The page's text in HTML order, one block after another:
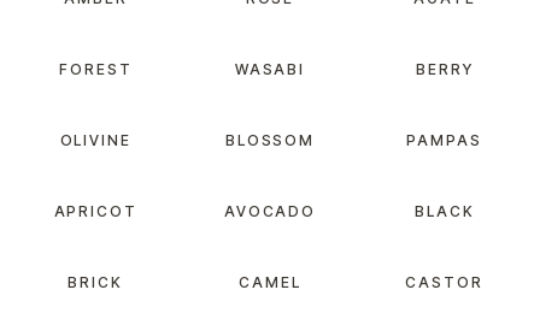
FOREST WASABI BERRY
OLIVINE BLOSSOM PAMPAS
APRICOT AVOCADO BLACK
BRICK CAMEL CASTOR